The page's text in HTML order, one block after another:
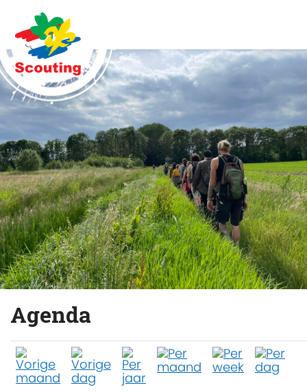
Agenda